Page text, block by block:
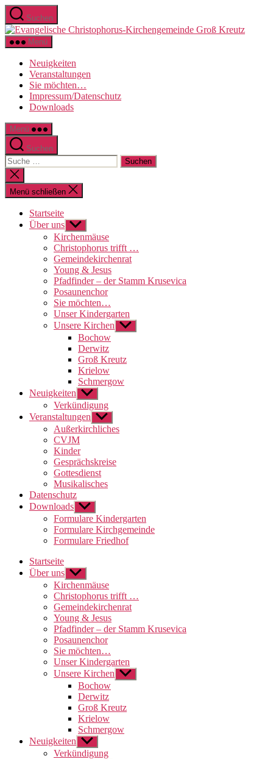
Direkt
zum
Inhalt
wechseln
Suchen
Menü
Neuigkeiten
Veranstaltungen
Sie möchten…
Impressum/Datenschutz
Downloads
Menü
Suchen
Suche
nach:
Suche
schließen
Menü schließen
Startseite
Über uns Untermenü
anzeigen
Kirchenmäuse
Christophorus trifft …
Gemeindekirchenrat
Young & Jesus
Pfadfinder – der Stamm Krusevica
Posaunenchor
Sie möchten…
Unser Kindergarten
Unsere Kirchen Untermenü
anzeigen
Bochow
Derwitz
Groß Kreutz
Krielow
Schmergow
Neuigkeiten Untermenü
anzeigen
Verkündigung
Veranstaltungen Untermenü
anzeigen
Außerkirchliches
CVJM
Kinder
Gesprächskreise
Gottesdienst
Musikalisches
Datenschutz
Downloads Untermenü
anzeigen
Formulare Kindergarten
Formulare Kirchgemeinde
Formulare Friedhof
Startseite
Über uns Untermenü
anzeigen
Kirchenmäuse
Christophorus trifft …
Gemeindekirchenrat
Young & Jesus
Pfadfinder – der Stamm Krusevica
Posaunenchor
Sie möchten…
Unser Kindergarten
Unsere Kirchen Untermenü
anzeigen
Bochow
Derwitz
Groß Kreutz
Krielow
Schmergow
Neuigkeiten Untermenü
anzeigen
Verkündigung